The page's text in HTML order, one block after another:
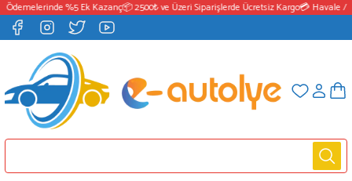
%5 Ek Kazanç📦 2500₺ ve Üzeri Siparişlerde Ücretsiz Kargo💳 Havale /